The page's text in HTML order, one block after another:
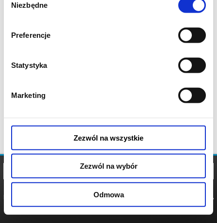
zgody
Niezbędne
Preferencje
Statystyka
Marketing
Zezwól na wszystkie
Zezwól na wybór
Odmowa
POLITYKA
POLITYKA